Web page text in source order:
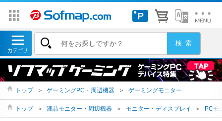
トップ ＞ ゲーミングPC・周辺機器 ＞ ゲーミングモニター
トップ ＞ 液晶モニター・周辺機器 ＞ モニター・ディスプレイ ＞ PCモ